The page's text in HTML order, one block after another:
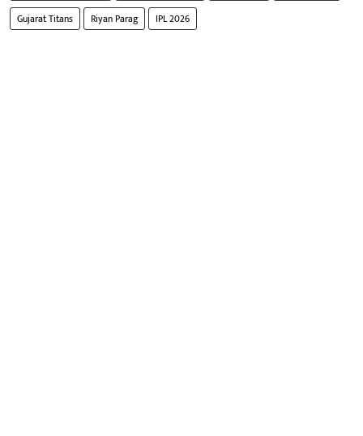
Gujarat Titans Riyan Parag IPL 2026